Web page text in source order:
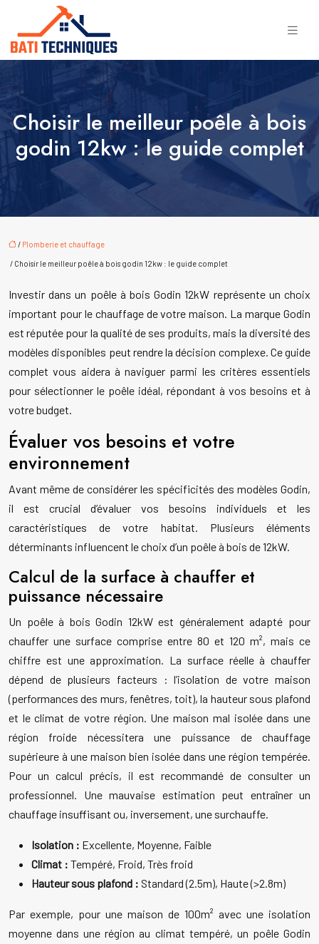
Choisir le meilleur poêle à bois
godin 12kw : le guide complet
/ Plomberie et chauffage
/ Choisir le meilleur poêle à bois godin 12kw : le guide complet
Investir dans un poêle à bois Godin 12kW représente un choix
important pour le chauffage de votre maison. La marque Godin
est réputée pour la qualité de ses produits, mais la diversité des
modèles disponibles peut rendre la décision complexe. Ce guide
complet vous aidera à naviguer parmi les critères essentiels
pour sélectionner le poêle idéal, répondant à vos besoins et à
votre budget.
Évaluer vos besoins et votre
environnement
Avant même de considérer les spécificités des modèles Godin,
il est crucial d’évaluer vos besoins individuels et les
caractéristiques de votre habitat. Plusieurs éléments
déterminants influencent le choix d’un poêle à bois de 12kW.
Calcul de la surface à chauffer et
puissance nécessaire
Un poêle à bois Godin 12kW est généralement adapté pour
chauffer une surface comprise entre 80 et 120 m², mais ce
chiffre est une approximation. La surface réelle à chauffer
dépend de plusieurs facteurs : l’isolation de votre maison
(performances des murs, fenêtres, toit), la hauteur sous plafond
et le climat de votre région. Une maison mal isolée dans une
région froide nécessitera une puissance de chauffage
supérieure à une maison bien isolée dans une région tempérée.
Pour un calcul précis, il est recommandé de consulter un
professionnel. Une mauvaise estimation peut entraîner un
chauffage insuffisant ou, inversement, une surchauffe.
Isolation : Excellente, Moyenne, Faible
Climat : Tempéré, Froid, Très froid
Hauteur sous plafond : Standard (2.5m), Haute (>2.8m)
Par exemple, pour une maison de 100m² avec une isolation
moyenne dans une région au climat tempéré, un poêle Godin